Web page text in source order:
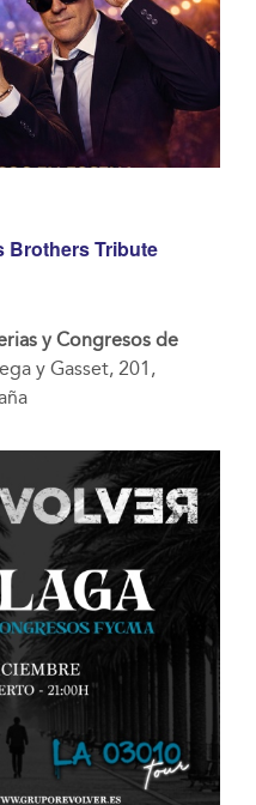
Brothers Tribute
y Congresos de
y Gasset, 201,